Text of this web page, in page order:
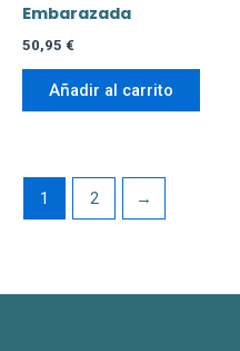
Embarazada
50,95 €
Añadir al carrito
1 2 →